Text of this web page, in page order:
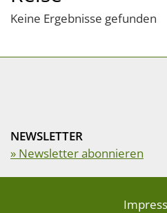
Keine Ergebnisse gefunden
NEWSLETTER
» Newsletter abonnieren